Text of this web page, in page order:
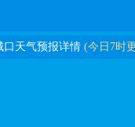
口天气预报详情(今日7时